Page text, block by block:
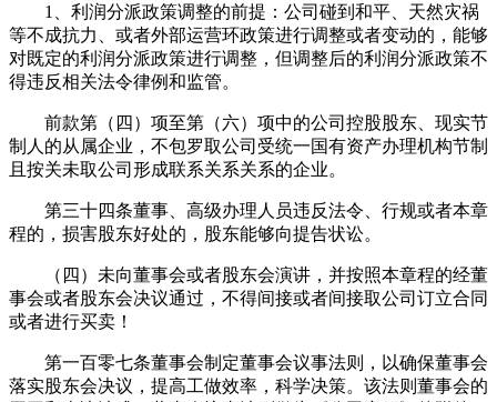
1、利润分派政策调整的前提：公司碰到和平、天然灾祸
等不成抗力、或者外部运营环政策进行调整或者变动的，能够
对既定的利润分派政策进行调整，但调整后的利润分派政策不
得违反相关法令律例和监管。
前款第（四）项至第（六）项中的公司控股股东、现实节
制人的从属企业，不包罗取公司受统一国有资产办理机构节制
且按关未取公司形成联系关系关系的企业。
第三十四条董事、高级办理人员违反法令、行规或者本章
程的，损害股东好处的，股东能够向提告状讼。
（四）未向董事会或者股东会演讲，并按照本章程的经董
事会或者股东会决议通过，不得间接或者间接取公司订立合同
或者进行买卖！
第一百零七条董事会制定董事会议事法则，以确保董事会
落实股东会决议，提高工做效率，科学决策。该法则董事会的